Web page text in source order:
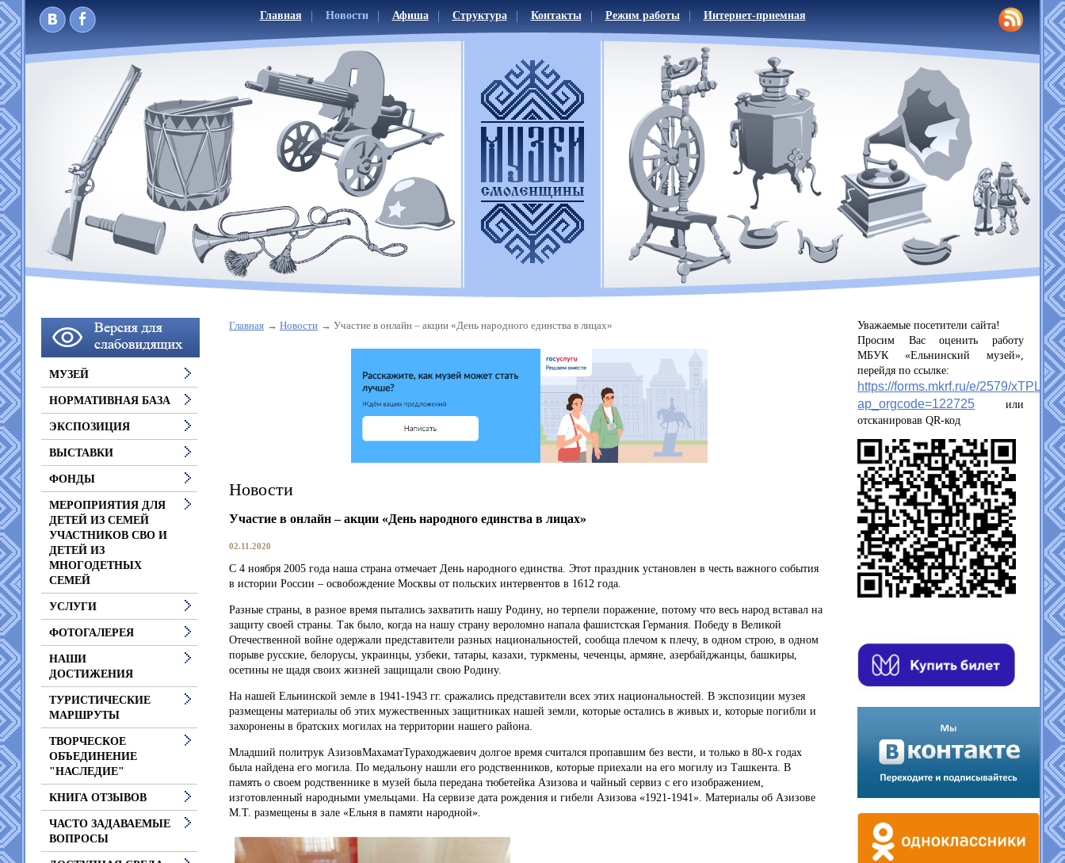
Главная Новости Афиша Структура Контакты Режим работы Интернет-приемная
Главная Новости Участие в онлайн – акции «День народного единства в лицах»
Новости
Участие в онлайн – акции «День народного единства в лицах»
02.11.2020
С 4 ноября 2005 года наша страна отмечает День народного единства. Этот праздник установлен в честь важного события
в истории России – освобождение Москвы от польских интервентов в 1612 года.
Разные страны, в разное время пытались захватить нашу Родину, но терпели поражение, потому что весь народ вставал на
защиту своей страны. Так было, когда на нашу страну вероломно напала фашистская Германия. Победу в Великой
Отечественной войне одержали представители разных национальностей, сообща плечом к плечу, в одном строю, в одном
порыве русские, белорусы, украинцы, узбеки, татары, казахи, туркмены, чеченцы, армяне, азербайджанцы, башкиры,
осетины не щадя своих жизней защищали свою Родину.
На нашей Ельнинской земле в 1941-1943 гг. сражались представители всех этих национальностей. В экспозиции музея
размещены материалы об этих мужественных защитниках нашей земли, которые остались в живых и, которые погибли и
захоронены в братских могилах на территории нашего района.
Младший политрук АзизовМахаматТураходжаевич долгое время считался пропавшим без вести, и только в 80-х годах
была найдена его могила. По медальону нашли его родственников, которые приехали на его могилу из Ташкента. В
память о своем родственнике в музей была передана тюбетейка Азизова и чайный сервиз с его изображением,
изготовленный народными умельцами. На сервизе дата рождения и гибели Азизова «1921-1941». Материалы об Азизове
М. Т. размещены в зале «Ельня в памяти народной».
МУЗЕЙ
НОРМАТИВНАЯ БАЗА
ЭКСПОЗИЦИЯ
ВЫСТАВКИ
ФОНДЫ
МЕРОПРИЯТИЯ ДЛЯ
ДЕТЕЙ ИЗ СЕМЕЙ
УЧАСТНИКОВ СВО И
ДЕТЕЙ ИЗ
МНОГОДЕТНЫХ
СЕМЕЙ
УСЛУГИ
ФОТОГАЛЕРЕЯ
НАШИ
ДОСТИЖЕНИЯ
ТУРИСТИЧЕСКИЕ
МАРШРУТЫ
ТВОРЧЕСКОЕ
ОБЪЕДИНЕНИЕ
"НАСЛЕДИЕ"
КНИГА ОТЗЫВОВ
ЧАСТО ЗАДАВАЕМЫЕ
ВОПРОСЫ
Уважаемые посетители сайта!
Просим Вас оценить работу
МБУК «Ельнинский музей»,
перейдя по ссылке:
https://forms.mkrf.ru/e/2579/
ap_orgcode=122725 или
отсканировав QR-код